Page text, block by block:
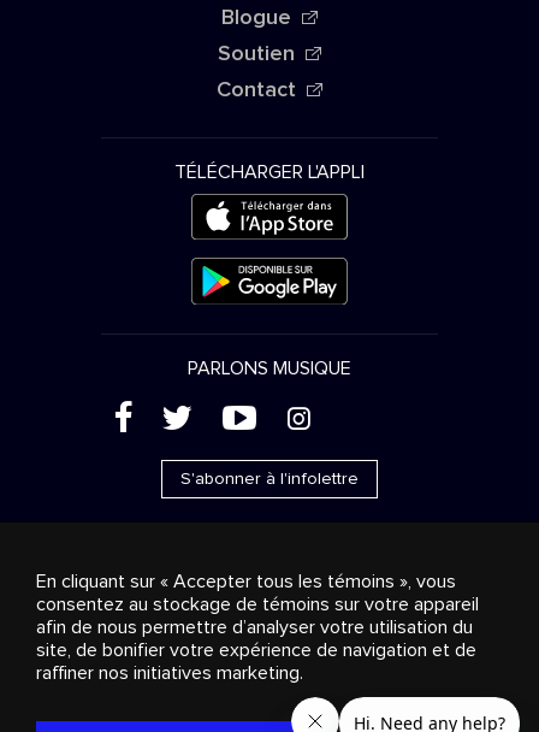
Blogue
Soutien
Contact
TÉLÉCHARGER L'APPLI
PARLONS MUSIQUE
( ' + &
S'abonner à l'infolettre
Ventes publicitaires
Diffusion & distribution
Consommateurs
Solutions d’affaires Radio
propos
Cookies settings
© 2018-2025 Groupe Stingray Inc. Tous droits réservés.
, VOS AMBIANCES MUSICALES
et les autres
En cliquant sur « Accepter tous les témoins », vous
consentez au stockage de témoins sur votre appareil
afin de nous permettre d’analyser votre utilisation du
site, de bonifier votre expérience de navigation et de
raffiner nos initiatives marketing.